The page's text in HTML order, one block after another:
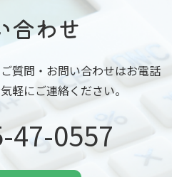
合わせ
質問・お問い合わせはお電話
軽にご連絡ください。
47-0557